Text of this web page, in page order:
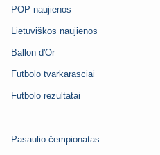
POP naujienos
Lietuviškos naujienos
Ballon d'Or
Futbolo tvarkarasciai
Futbolo rezultatai
Pasaulio čempionatas